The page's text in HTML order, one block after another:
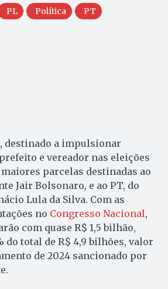
PL Política PT
destinado a impulsionar
e vereador nas eleições
maiores parcelas destinadas ao
Jair Bolsonaro, e ao PT, do
Lula da Silva. Com as
no Congresso Nacional,
com quase R$ 1,5 bilhão,
do total de R$ 4,9 bilhões, valor
de 2024 sancionado por